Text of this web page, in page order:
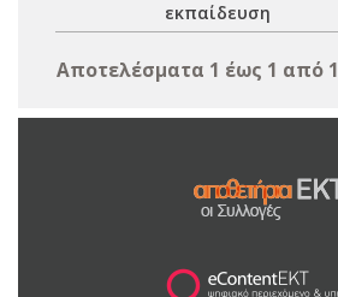
εκπαίδευση
Αποτελέσματα 1 έως 1 από 1